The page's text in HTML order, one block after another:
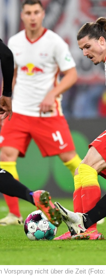
Vorsprung nicht über die Zeit